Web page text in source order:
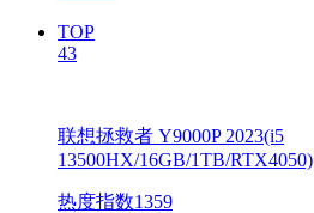
TOP
43
联想拯救者 Y9000P 2023(i5
13500HX/16GB/1TB/RTX4050)
热度指数1359